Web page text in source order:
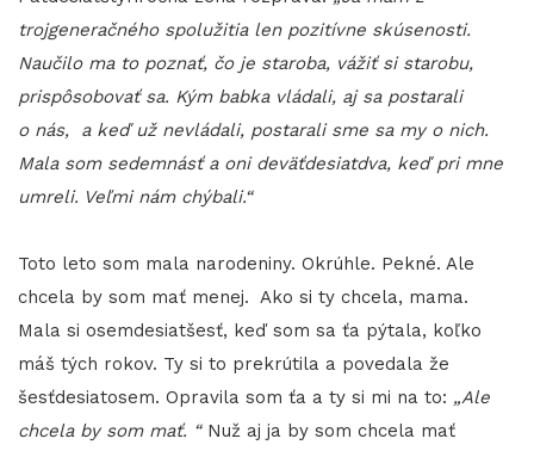
trojgeneračného spolužitia len pozitívne skúsenosti.
Naučilo ma to poznať, čo je staroba, vážiť si starobu,
prispôsobovať sa. Kým babka vládali, aj sa postarali
o nás, a keď už nevládali, postarali sme sa my o nich.
Mala som sedemnásť a oni deväťdesiatdva, keď pri mne
umreli. Veľmi nám chýbali.“
Toto leto som mala narodeniny. Okrúhle. Pekné. Ale
chcela by som mať menej. Ako si ty chcela, mama.
Mala si osemdesiatšesť, keď som sa ťa pýtala, koľko
máš tých rokov. Ty si to prekrútila a povedala že
šesťdesiatosem. Opravila som ťa a ty si mi na to: „Ale
chcela by som mať. “Nuž aj ja by som chcela mať